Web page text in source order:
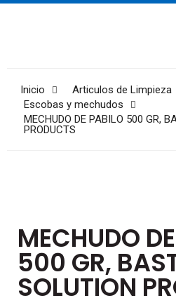
Inicio
Articulos de Limpieza
Escobas y mechudos
MECHUDO DE PABILO 500 GR,
PRODUCTS
MECHUDO
500 GR,
SOLUTION